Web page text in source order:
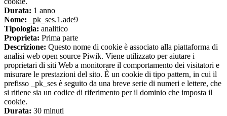
Durata: 1 anno
Nome: _pk_ses.1.ade9
Tipologia: analitico
Proprieta: Prima parte
Descrizione: Questo nome di cookie è associato alla piattaforma di
analisi web open source Piwik. Viene utilizzato per aiutare i
proprietari di siti Web a monitorare il comportamento dei visitatori e
misurare le prestazioni del sito. È un cookie di tipo pattern, in cui il
prefisso _pk_ses è seguito da una breve serie di numeri e lettere, che
si ritiene sia un codice di riferimento per il dominio che imposta il
cookie.
Durata: 30 minuti